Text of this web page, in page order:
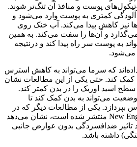
پوست و منافذ آن تنگ‌تر شوند.
آلودگی کمتری به پوست وارد می‌شود و
نیز کاهش پیدا می‌کند. آب خنک روی
می‌گذارد و آن‌ها را سفت می‌کند. به همین
به پوست سر راه پیدا کند و درنتیجه
می‌شود.
که سرما می‌تواند به کاهش استرس
کند. حتی یکی از این مطالعات نشان
اسید اوریک را در بدن کمتر کند.
می‌تواند به بدن کمک کند تا
بپردازد. یکی از مطالعات دیگر که در
New England Journal of Medicine منتشر شده است، نشان می‌دهد
ضدافسردگی بدون عوارض جانبی
داشته باشد.